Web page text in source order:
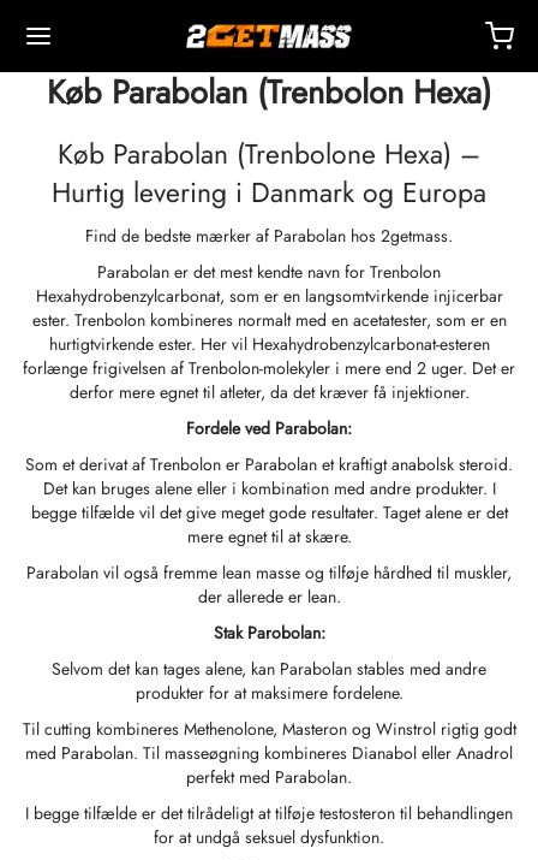
Køb Parabolan (Trenbolon Hexa)
Køb Parabolan (Trenbolone Hexa) –
Hurtig levering i Danmark og Europa
Find de bedste mærker af Parabolan hos 2getmass.
Parabolan er det mest kendte navn for Trenbolon
Hexahydrobenzylcarbonat, som er en langsomtvirkende injicerbar
ester. Trenbolon kombineres normalt med en acetatester, som er en
hurtigtvirkende ester. Her vil Hexahydrobenzylcarbonat-esteren
forlænge frigivelsen af Trenbolon-molekyler i mere end 2 uger. Det er
derfor mere egnet til atleter, da det kræver få injektioner.
Fordele ved Parabolan:
Som et derivat af Trenbolon er Parabolan et kraftigt anabolsk steroid.
Det kan bruges alene eller i kombination med andre produkter. I
begge tilfælde vil det give meget gode resultater. Taget alene er det
mere egnet til at skære.
Parabolan vil også fremme lean masse og tilføje hårdhed til muskler,
der allerede er lean.
Stak Parobolan:
Selvom det kan tages alene, kan Parabolan stables med andre
produkter for at maksimere fordelene.
Til cutting kombineres Methenolone, Masteron og Winstrol rigtig godt
med Parabolan. Til masseøgning kombineres Dianabol eller Anadrol
perfekt med Parabolan.
I begge tilfælde er det tilrådeligt at tilføje testosteron til behandlingen
for at undgå seksuel dysfunktion.
🇪🇺
Levering Og Detailhandel Via Lager
🇪🇺
INT. 🌍
EU 🇪🇺
PHARMA 🇪🇺
🇺🇸
Levering Og Detailhandel Via Lager
🇺🇸
USA 🇺🇸
/ PHARMACOM INT. 🌍
SHREE/ POWERBOLIC – Asien 🇺🇸
🌍
Levering Og Detailhandel Via Lager
INT. 🌍
🇪🇺 🌍
SHREE/ POWERBOLIC – Asien 🇺🇸
PHARMA 🇪🇺🌍
/ PHARMACOM INT. 🌍
(DHB)
(Oxymetholon) Injektion
(Equipoise)
Durabolin (Nandrolon Decanoat)
Injicerbar (Methandienone)
(injektion)
(Drostanolon) Injektion
(NPP)
(Drostanolon) Injektion
(Drostanolon) Enanthate
(Drostanolon) Propionat
Enanthate
(Trenbolon Hexa)
(suspension)
Cypionat
Enanthate
Phenylpropionat
Sustanon
(Oxymetholon) Oral
(Oxandrolon)
(Methandienone)
(Methasteron)
(oral)
/ T6
T3/T4
(Anastrozol)
(Clomiphene)
(Aromasin)
Gonadotropin
(Tamoxifen)
(Mesterolon)
Middel
(menneskelige Væksthormoner)
Til Intramuskulær Injektion
Til Subkutan Injektion
Vand
I
6
II
GRF 1-29
(Ozempic)
(Sibutramin)
(Ozempic)
(Mounjaro)
– Cardarine
Ligandrol
– Ostarine
– Testolone
Mastorin
Pakke
Gain Pack
– Ofte Stillede Spørgsmål
Modtaget
For Min Ordre
Min Betaling